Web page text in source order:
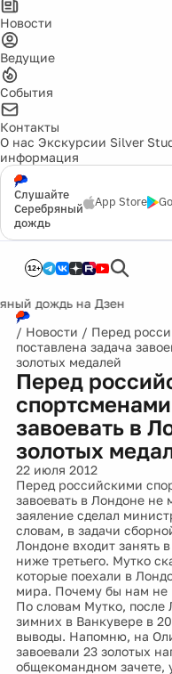
Новости
Ведущие
События
Контакты
О нас Экскурсии Silver
информация
Слушайте
Серебряный
дождь
App Store
12+
/ Новости / Перед
поставлена задача
золотых медалей
Перед
завоевать в
золотых
22 июля 2012
Перед российскими
завоевать в Лондоне не
заяление сделал
словам, в задачи
Лондоне входит занять
ниже третьего. Мутко
которые поехали в
мира. Почему бы нам не
По словам Мутко,
зимних в Ванкувере в
выводы. Напомню, на
завоевали 23 золотых
общекомандном